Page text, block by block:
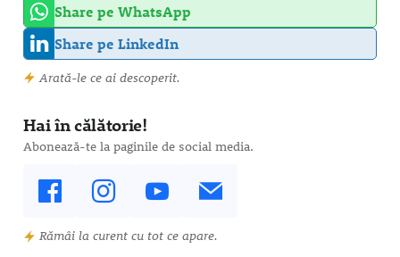
Share pe WhatsApp
Share pe LinkedIn
Arată-le ce ai descoperit.
Hai în călătorie!
Abonează-te la paginile de social media.
Rămâi la curent cu tot ce apare.